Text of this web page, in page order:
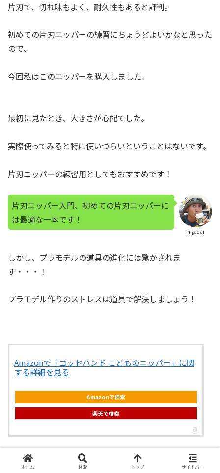
片刃で、切れ味もよく、耐久性もあると評判。
初めての片刃ニッパーの練習にちょうどよいかなと思った
ので、
今回私はこのニッパーを購入しました。
最初に見たとき、大きさが心配でした。
実際使ってみると特に使いづらいということはないです。
片刃ニッパーの練習用としてもおすすめです！
higadai
片刃ニッパー入門、初めての片刃ニッパーに
は最適な一本です！
しかし、プラモデルの道具の進化には驚かされま
す・・・！
プラモデル作りのストレスは道具で解決しましょう！
Amazonで「ゴッドハンド こどものニッパー」に関
する詳細を見る
Amazonで検索
楽天で検索
このヤスリは別格！ゲート処理が簡単きれいにできる必需
ホーム 検索 トップ サイドバー